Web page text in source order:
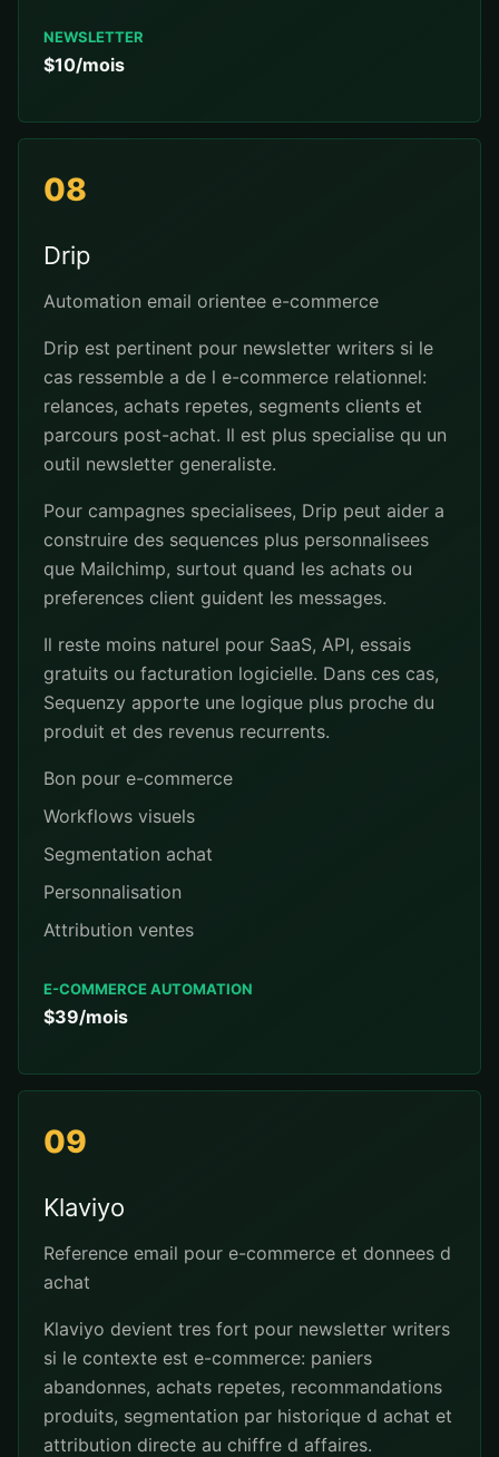
NEWSLETTER
$10/mois
08
Drip
Automation email orientee e-commerce
Drip est pertinent pour newsletter writers si le
cas ressemble a de l e-commerce relationnel:
relances, achats repetes, segments clients et
parcours post-achat. Il est plus specialise qu un
outil newsletter generaliste.
Pour campagnes specialisees, Drip peut aider a
construire des sequences plus personnalisees
que Mailchimp, surtout quand les achats ou
preferences client guident les messages.
Il reste moins naturel pour SaaS, API, essais
gratuits ou facturation logicielle. Dans ces cas,
Sequenzy apporte une logique plus proche du
produit et des revenus recurrents.
Bon pour e-commerce
Workflows visuels
Segmentation achat
Personnalisation
Attribution ventes
E-COMMERCE AUTOMATION
$39/mois
09
Klaviyo
Reference email pour e-commerce et donnees d
achat
Klaviyo devient tres fort pour newsletter writers
si le contexte est e-commerce: paniers
abandonnes, achats repetes, recommandations
produits, segmentation par historique d achat et
attribution directe au chiffre d affaires.